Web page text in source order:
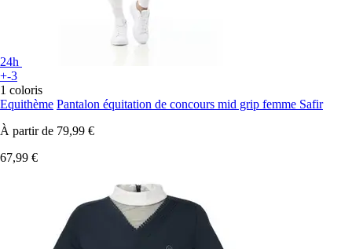
24h
+-3
1 coloris
Equithème Pantalon équitation de concours mid grip femme Safir
À partir de 79,99 €
67,99 €